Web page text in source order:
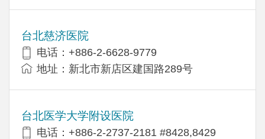
台北慈济医院
电话：+886-2-6628-9779
地址：新北市新店区建国路289号
台北医学大学附设医院
电话：+886-2-2737-2181 #8428,8429